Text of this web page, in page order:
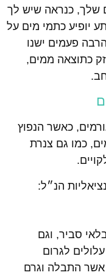
שלך, כנראה שיש לך
יופיע כתמי מים על
פעמים ישנו
כתוצאה ממים,
כאשר הנפוץ
כמו גם צנרת
הנ״ל:
סביר, וגם
לגרום
אשר התבלה וגרם